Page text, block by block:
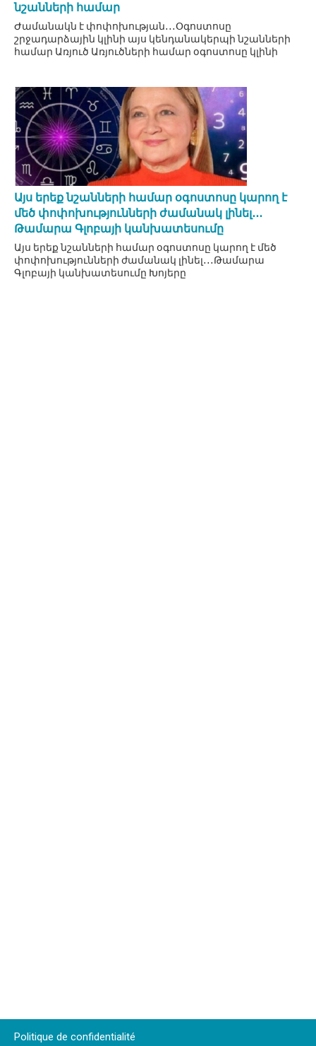
նշանների համար
Ժամանակն է փոփոխության․․․Օգոստոսը
շրջադարձային կլինի այս կենդանակերպի նշանների
համար Առյուծ Առյուծների համար օգոստոսը կլինի
Այս երեք նշանների համար օգոստոսը կարող է
մեծ փոփոխությունների ժամանակ լինել․․․
Թամարա Գլոբայի կանխատեսումը
Այս երեք նշանների համար օգոստոսը կարող է մեծ
փոփոխությունների ժամանակ լինել․․․Թամարա
Գլոբայի կանխատեսումը Խոյերը
Politique de confidentialité